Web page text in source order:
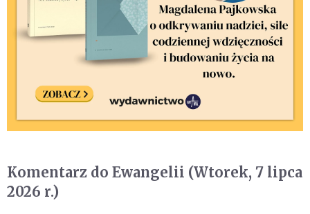
Komentarz do Ewangelii (Wtorek, 7 lipca
2026 r.)